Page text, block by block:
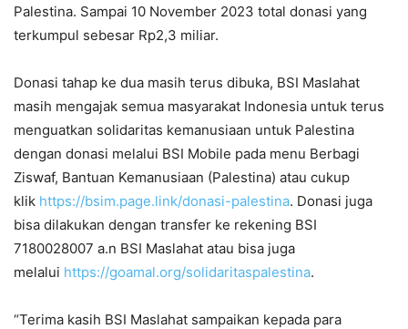
Palestina. Sampai 10 November 2023 total donasi yang
terkumpul sebesar Rp2,3 miliar.
Donasi tahap ke dua masih terus dibuka, BSI Maslahat
masih mengajak semua masyarakat Indonesia untuk terus
menguatkan solidaritas kemanusiaan untuk Palestina
dengan donasi melalui BSI Mobile pada menu Berbagi
Ziswaf, Bantuan Kemanusiaan (Palestina) atau cukup
klik https://bsim.page.link/donasi-palestina. Donasi juga
bisa dilakukan dengan transfer ke rekening BSI
7180028007 a.n BSI Maslahat atau bisa juga
melalui https://goamal.org/solidaritaspalestina.
“Terima kasih BSI Maslahat sampaikan kepada para